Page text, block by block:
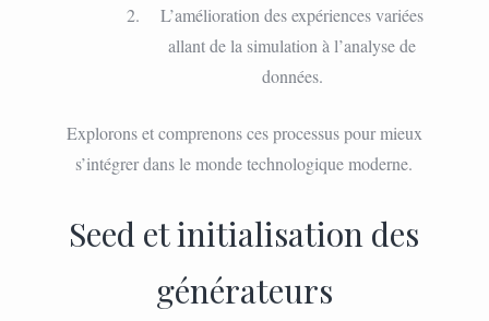
L’amélioration des expériences variées
allant de la simulation à l’analyse de
données.
Explorons et comprenons ces processus pour mieux
s’intégrer dans le monde technologique moderne.
Seed et initialisation des
générateurs